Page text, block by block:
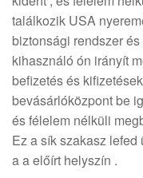
találkozik USA
biztonsági rendszer
kihasználó ón irányít
befizetés és
bevásárlóközpont be
és félelem nélküli
Ez a sík szakasz
a a előírt helyszín .